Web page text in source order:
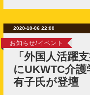
2020-10-06 22:00
お知らせ/イベント
「外国人活躍
にUKWTC介
有子氏が登壇